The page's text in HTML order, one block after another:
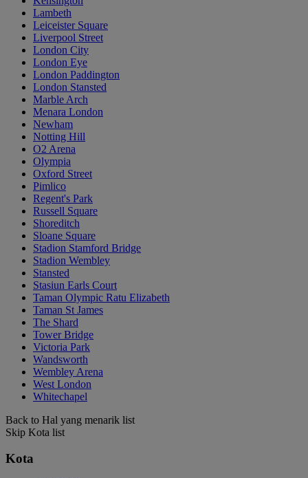
Lambeth
Leiceister Square
Liverpool Street
London City
London Eye
London Paddington
London Stansted
Marble Arch
Menara London
Newham
Notting Hill
O2 Arena
Olympia
Oxford Street
Pimlico
Regent's Park
Russell Square
Shoreditch
Sloane Square
Stadion Stamford Bridge
Stadion Wembley
Stansted
Stasiun Earls Court
Taman Olympic Ratu Elizabeth
Taman St James
The Shard
Tower Bridge
Victoria Park
Wandsworth
Wembley Arena
West London
Whitechapel
Back to Hal yang menarik list
Skip Kota list
Kota